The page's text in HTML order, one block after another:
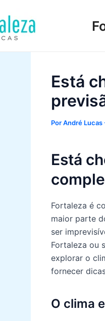
Está
PorAndré Lucas
Está
Fortaleza é
maior parte
ser
Fortaleza ou
explorar o
fornecer
O clima